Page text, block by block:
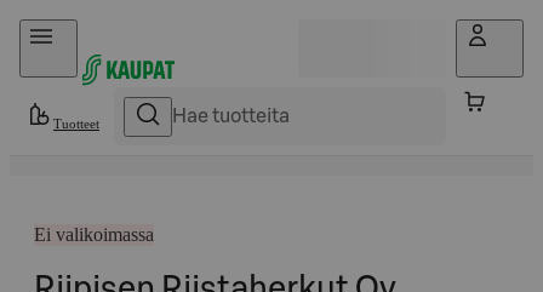
Hyppää sisältöön
Tuotteet
Ei valikoimassa